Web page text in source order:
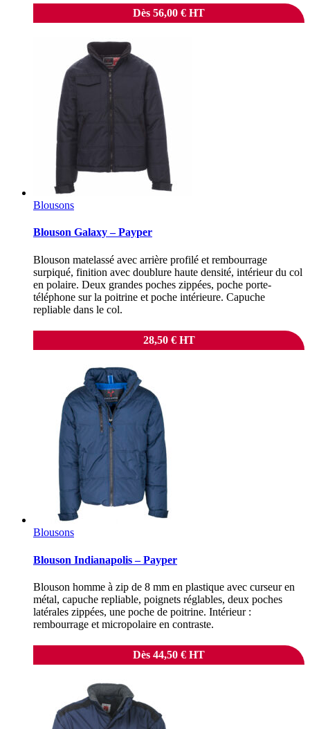
Dès 56,00 € HT
Blousons
Blouson Galaxy – Payper
Blouson matelassé avec arrière profilé et rembourrage
surpiqué, finition avec doublure haute densité, intérieur du col
en polaire. Deux grandes poches zippées, poche porte-
téléphone sur la poitrine et poche intérieure. Capuche
repliable dans le col.
28,50 €HT
Blousons
Blouson Indianapolis – Payper
Blouson homme à zip de 8 mm en plastique avec curseur en
métal, capuche repliable, poignets réglables, deux poches
latérales zippées, une poche de poitrine. Intérieur :
rembourrage et micropolaire en contraste.
Dès 44,50 € HT